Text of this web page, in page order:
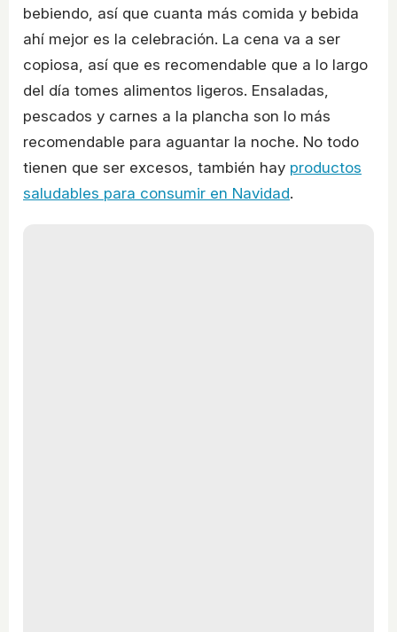
bebiendo, así que cuanta más comida y bebida
ahí mejor es la celebración. La cena va a ser
copiosa, así que es recomendable que a lo largo
del día tomes alimentos ligeros. Ensaladas,
pescados y carnes a la plancha son lo más
recomendable para aguantar la noche. No todo
tienen que ser excesos, también hay productos
saludables para consumir en Navidad.